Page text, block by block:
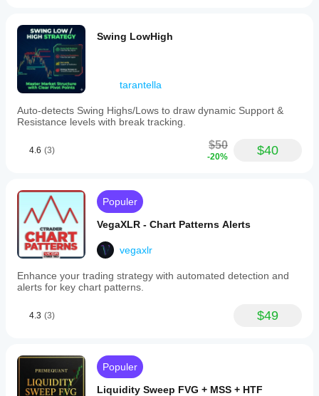
Swing LowHigh
tarantella
Auto-detects Swing Highs/Lows to draw dynamic Support &
Resistance levels with break tracking.
4.6 (3) $50
-20% $40
Populer
VegaXLR - Chart Patterns Alerts
vegaxlr
Enhance your trading strategy with automated detection and
alerts for key chart patterns.
4.3 (3) $49
Populer
Liquidity Sweep FVG + MSS + HTF